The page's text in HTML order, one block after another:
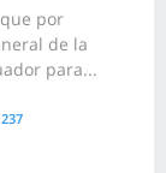
por
de la
para...